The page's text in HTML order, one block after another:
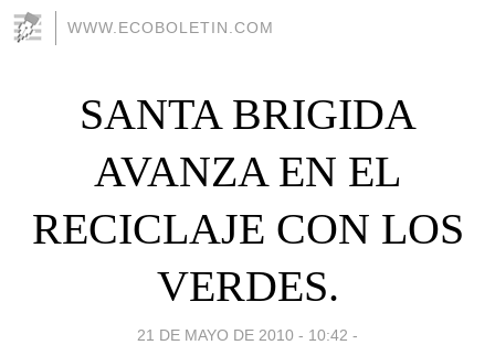
WWW.ECOBOLETIN.COM
SANTA BRIGIDA
AVANZA EN EL
RECICLAJE CON LOS
VERDES.
21 DE MAYO DE 2010 - 10:42 -